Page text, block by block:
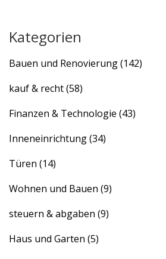
Kategorien
Bauen und Renovierung(142)
kauf & recht(58)
Finanzen & Technologie (43)
Inneneinrichtung(34)
Türen (14)
Wohnen und Bauen (9)
steuern & abgaben (9)
Haus und Garten (5)